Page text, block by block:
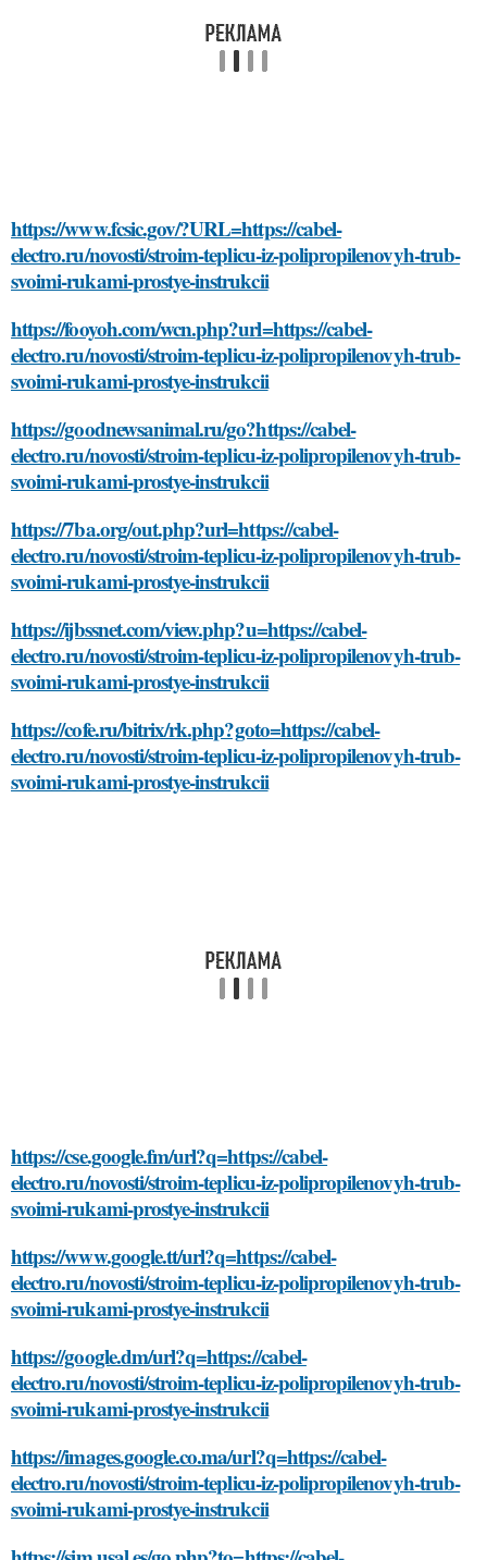
https://www.fcsic.gov/?URL=https://cabel-
electro.ru/novosti/stroim-teplicu-iz-polipropilenovyh-trub-
svoimi-rukami-prostye-instrukcii
https://fooyoh.com/wcn.php?url=https://cabel-
electro.ru/novosti/stroim-teplicu-iz-polipropilenovyh-trub-
svoimi-rukami-prostye-instrukcii
https://goodnewsanimal.ru/go?https://cabel-
electro.ru/novosti/stroim-teplicu-iz-polipropilenovyh-trub-
svoimi-rukami-prostye-instrukcii
https://7ba.org/out.php?url=https://cabel-
electro.ru/novosti/stroim-teplicu-iz-polipropilenovyh-trub-
svoimi-rukami-prostye-instrukcii
https://ijbssnet.com/view.php?u=https://cabel-
electro.ru/novosti/stroim-teplicu-iz-polipropilenovyh-trub-
svoimi-rukami-prostye-instrukcii
https://cofe.ru/bitrix/rk.php?goto=https://cabel-
electro.ru/novosti/stroim-teplicu-iz-polipropilenovyh-trub-
svoimi-rukami-prostye-instrukcii
https://cse.google.fm/url?q=https://cabel-
electro.ru/novosti/stroim-teplicu-iz-polipropilenovyh-trub-
svoimi-rukami-prostye-instrukcii
https://www.google.tt/url?q=https://cabel-
electro.ru/novosti/stroim-teplicu-iz-polipropilenovyh-trub-
svoimi-rukami-prostye-instrukcii
https://google.dm/url?q=https://cabel-
electro.ru/novosti/stroim-teplicu-iz-polipropilenovyh-trub-
svoimi-rukami-prostye-instrukcii
https://images.google.co.ma/url?q=https://cabel-
electro.ru/novosti/stroim-teplicu-iz-polipropilenovyh-trub-
svoimi-rukami-prostye-instrukcii